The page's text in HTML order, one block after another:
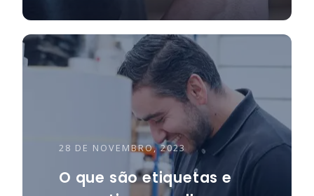
28 DE NOVEMBRO, 2023
O que são etiquetas e
Pagamento Pontual
CONSULTAR